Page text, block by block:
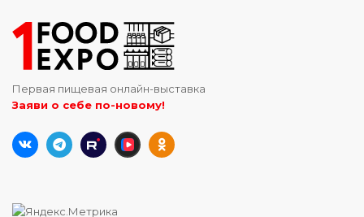
Первая пищевая онлайн-выставка
Заяви о себе по-новому!